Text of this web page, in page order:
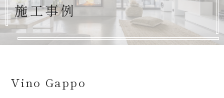
施工事例
Vino Gappo